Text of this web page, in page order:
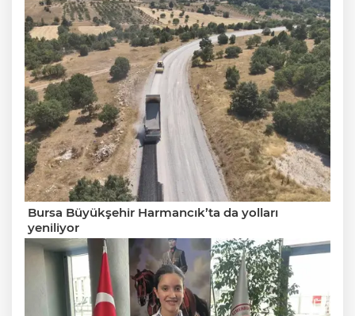
Bursa Büyükşehir Harmancık’ta da yolları
yeniliyor